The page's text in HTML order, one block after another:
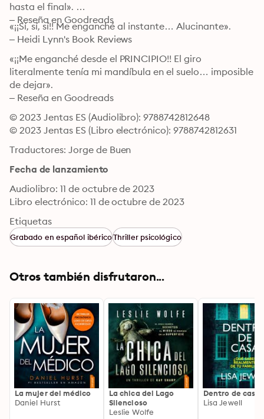
hasta el final».
– Reseña en Goodreads
«¡¡Sí, sí, sí!! Me enganché al instante… Alucinante».
– Heidi Lynn's Book Reviews
«¡¡Me enganché desde el PRINCIPIO!! El giro
literalmente tenía mi mandíbula en el suelo… imposible
de dejar».
– Reseña en Goodreads
© 2023 Jentas ES (Audiolibro): 9788742812648
© 2023 Jentas ES (Libro electrónico): 9788742812631
Traductores: Jorge de Buen
Fecha de lanzamiento
Audiolibro: 11 de octubre de 2023
Libro electrónico: 11 de octubre de 2023
Etiquetas
Grabado en español ibéricoThriller psicológico
Otros también disfrutaron...
La mujer del médico
Daniel Hurst
La chica del Lago
Silencioso
Leslie Wolfe
Dentro de casa
Lisa Jewell